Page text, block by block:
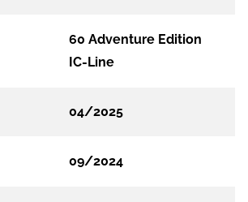
60 Adventure Edition
IC-Line
04/2025
09/2024